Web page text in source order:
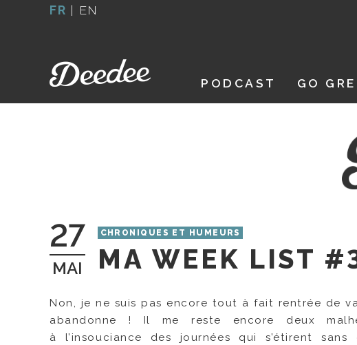
FR | EN
PODCAST GO
27
MAI
CHRONIQUES ET HUMEURS
MA WEEK LIST
Non, je ne suis pas encore tout à fait rentrée de
abandonne ! Il me reste encore deux
à l’insouciance des journées qui s’étirent